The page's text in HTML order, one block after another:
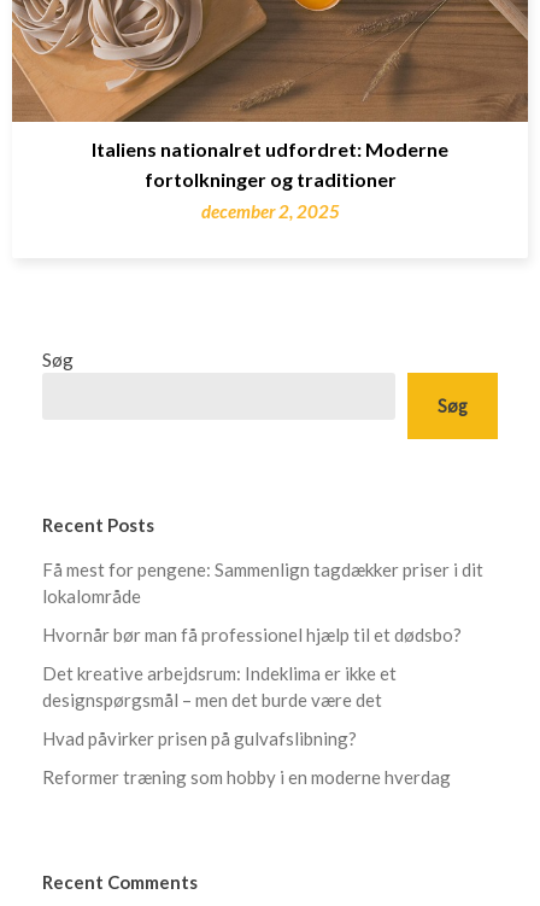
Italiens nationalret udfordret: Moderne
fortolkninger og traditioner
december 2, 2025
Søg
Søg
Recent Posts
Få mest for pengene: Sammenlign tagdækker priser i dit
lokalområde
Hvornår bør man få professionel hjælp til et dødsbo?
Det kreative arbejdsrum: Indeklima er ikke et
designspørgsmål – men det burde være det
Hvad påvirker prisen på gulvafslibning?
Reformer træning som hobby i en moderne hverdag
Recent Comments